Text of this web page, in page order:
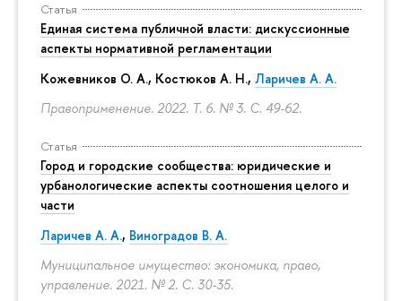
Статья
Единая система публичной власти: дискуссионные
аспекты нормативной регламентации
Кожевников О. А., Костюков А. Н., Ларичев А. А.
Правоприменение. 2022. Т. 6. № 3. С. 49-62.
Статья
Город и городские сообщества: юридические и
урбанологические аспекты соотношения целого и
части
Ларичев А. А., Виноградов В. А.
Муниципальное имущество: экономика, право,
управление. 2021. № 2. С. 30-35.